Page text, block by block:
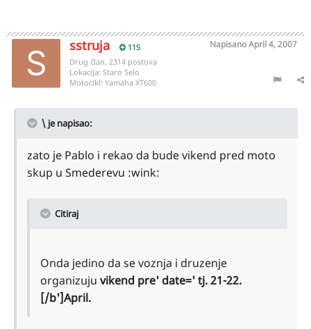
sstruja 115 NapisanoApril 4, 2007
Drug član, 2314 postova
Lokacija: Staro Selo
Motocikl: Yamaha XT600
\ je napisao:
zato je Pablo i rekao da bude vikend pred moto
skup u Smederevu :wink:
Citiraj
Onda jedino da se voznja i druzenje
organizuju vikend pre' date=' tj. 21-22.
[/b']April.